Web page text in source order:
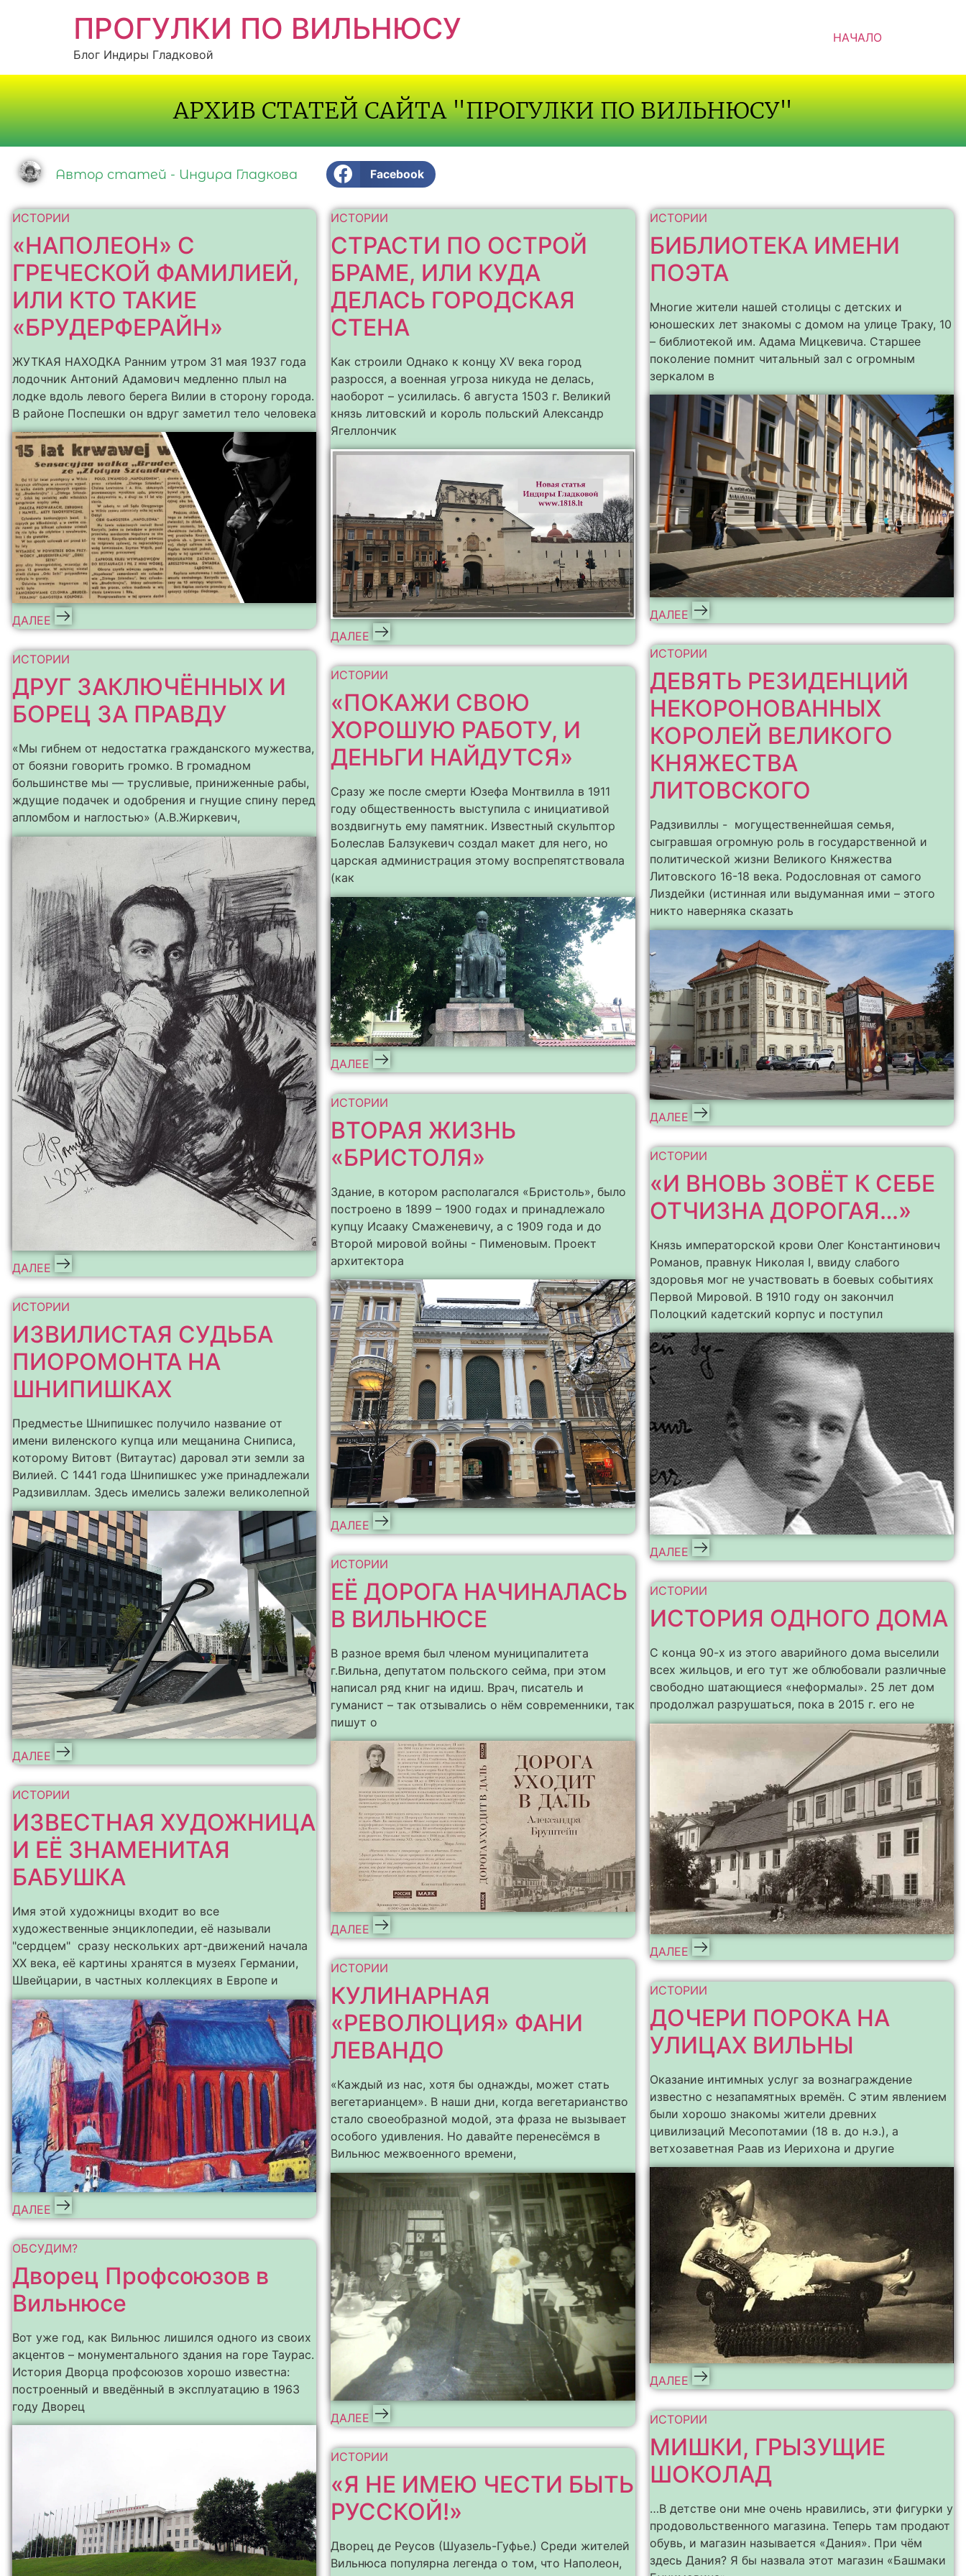
ПРОГУЛКИ ПО ВИЛЬНЮСУ
Блог Индиры Гладковой
НАЧАЛО
АРХИВ СТАТЕЙ САЙТА "ПРОГУЛКИ ПО ВИЛЬНЮСУ"
Автор статей - Индира Гладкова Facebook
ИСТОРИИ
«НАПОЛЕОН» С
ГРЕЧЕСКОЙ ФАМИЛИЕЙ,
ИЛИ КТО ТАКИЕ
«БРУДЕРФЕРАЙН»
ЖУТКАЯ НАХОДКА Ранним утром 31 мая 1937 года
лодочник Антоний Адамович медленно плыл на
лодке вдоль левого берега Вилии в сторону города.
В районе Поспешки он вдруг заметил тело человека
ДАЛЕЕ
ИСТОРИИ
СТРАСТИ ПО ОСТРОЙ
БРАМЕ, ИЛИ КУДА
ДЕЛАСЬ ГОРОДСКАЯ
СТЕНА
Как строили Однако к концу XV века город
разросся, а военная угроза никуда не делась,
наоборот – усилилась. 6 августа 1503 г. Великий
князь литовский и король польский Александр
Ягеллончик
ДАЛЕЕ
ИСТОРИИ
БИБЛИОТЕКА ИМЕНИ
ПОЭТА
Многие жители нашей столицы с детских и
юношеских лет знакомы с домом на улице Траку, 10
– библиотекой им. Адама Мицкевича. Старшее
поколение помнит читальный зал с огромным
зеркалом в
ДАЛЕЕ
ИСТОРИИ
ДЕВЯТЬ РЕЗИДЕНЦИЙ
НЕКОРОНОВАННЫХ
КОРОЛЕЙ ВЕЛИКОГО
КНЯЖЕСТВА
ЛИТОВСКОГО
Радзивиллы - могущественнейшая семья,
сыгравшая огромную роль в государственной и
политической жизни Великого Княжества
Литовского 16-18 века. Родословная от самого
Лиздейки (истинная или выдуманная ими – этого
никто наверняка сказать
ДАЛЕЕ
ИСТОРИИ
ДРУГ ЗАКЛЮЧЁННЫХ И
БОРЕЦ ЗА ПРАВДУ
«Мы гибнем от недостатка гражданского мужества,
от боязни говорить громко. В громадном
большинстве мы — трусливые, приниженные рабы,
ждущие подачек и одобрения и гнущие спину перед
апломбом и наглостью» (А.В.Жиркевич,
ДАЛЕЕ
ИСТОРИИ
«ПОКАЖИ СВОЮ
ХОРОШУЮ РАБОТУ, И
ДЕНЬГИ НАЙДУТСЯ»
Сразу же после смерти Юзефа Монтвилла в 1911
году общественность выступила с инициативой
воздвигнуть ему памятник. Известный скульптор
Болеслав Балзукевич создал макет для него, но
царская администрация этому воспрепятствовала
(как
ДАЛЕЕ
ИСТОРИИ
ВТОРАЯ ЖИЗНЬ
«БРИСТОЛЯ»
Здание, в котором располагался «Бристоль», было
построено в 1899 – 1900 годах и принадлежало
купцу Исааку Смаженевичу, а с 1909 года и до
Второй мировой войны - Пименовым. Проект
архитектора
ДАЛЕЕ
ИСТОРИИ
«И ВНОВЬ ЗОВЁТ К СЕБЕ
ОТЧИЗНА ДОРОГАЯ…»
Князь императорской крови Олег Константинович
Романов, правнук Николая I, ввиду слабого
здоровья мог не участвовать в боевых событиях
Первой Мировой. В 1910 году он закончил
Полоцкий кадетский корпус и поступил
ДАЛЕЕ
ИСТОРИИ
ИЗВИЛИСТАЯ СУДЬБА
ПИОРОМОНТА НА
ШНИПИШКАХ
Предместье Шнипишкес получило название от
имени виленского купца или мещанина Сниписа,
которому Витовт (Витаутас) даровал эти земли за
Вилией. С 1441 года Шнипишкес уже принадлежали
Радзивиллам. Здесь имелись залежи великолепной
ДАЛЕЕ
ИСТОРИИ
ЕЁ ДОРОГА НАЧИНАЛАСЬ
В ВИЛЬНЮСЕ
В разное время был членом муниципалитета
г.Вильна, депутатом польского сейма, при этом
написал ряд книг на идиш. Врач, писатель и
гуманист – так отзывались о нём современники, так
пишут о
ДАЛЕЕ
ИСТОРИИ
ИСТОРИЯ ОДНОГО ДОМА
С конца 90-х из этого аварийного дома выселили
всех жильцов, и его тут же облюбовали различные
свободно шатающиеся «неформалы». 25 лет дом
продолжал разрушаться, пока в 2015 г. его не
ДАЛЕЕ
ИСТОРИИ
ИЗВЕСТНАЯ ХУДОЖНИЦА
И ЕЁ ЗНАМЕНИТАЯ
БАБУШКА
Имя этой художницы входит во все
художественные энциклопедии, её называли
"сердцем" сразу нескольких арт-движений начала
ХХ века, её картины хранятся в музеях Германии,
Швейцарии, в частных коллекциях в Европе и
ДАЛЕЕ
ИСТОРИИ
КУЛИНАРНАЯ
«РЕВОЛЮЦИЯ» ФАНИ
ЛЕВАНДО
«Каждый из нас, хотя бы однажды, может стать
вегетарианцем». В наши дни, когда вегетарианство
стало своеобразной модой, эта фраза не вызывает
особого удивления. Но давайте перенесёмся в
Вильнюс межвоенного времени,
ДАЛЕЕ
ИСТОРИИ
ДОЧЕРИ ПОРОКА НА
УЛИЦАХ ВИЛЬНЫ
Оказание интимных услуг за вознаграждение
известно с незапамятных времён. С этим явлением
были хорошо знакомы жители древних
цивилизаций Месопотамии (18 в. до н.э.), а
ветхозаветная Раав из Иерихона и другие
ДАЛЕЕ
ОБСУДИМ?
Дворец Профсоюзов в
Вильнюсе
Вот уже год, как Вильнюс лишился одного из своих
акцентов – монументального здания на горе Таурас.
История Дворца профсоюзов хорошо известна:
построенный и введённый в эксплуатацию в 1963
году Дворец
ИСТОРИИ
МИШКИ, ГРЫЗУЩИЕ
ШОКОЛАД
…В детстве они мне очень нравились, эти фигурки у
продовольственного магазина. Теперь там продают
обувь, и магазин называется «Дания». При чём
здесь Дания? Я бы назвала этот магазин «Башмаки
ИСТОРИИ
«Я НЕ ИМЕЮ ЧЕСТИ БЫТЬ
РУССКОЙ!»
Дворец де Реусов (Шуазель-Гуфье.) Среди жителей
Вильнюса популярна легенда о том, что Наполеон,